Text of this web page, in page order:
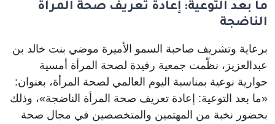
ما بعد التوعية: إعادة تعريف صحة المرأة
الناضجة
برعاية وتشريف صاحبة السمو الأميرة موضي بنت خالد بن
عبدالعزيز، نظّمت جمعية رفيدة لصحة المرأة أمسية
حوارية نوعية بمناسبة اليوم العالمي لصحة المرأة، بعنوان:
«ما بعد التوعية: إعادة تعريف صحة المرأة الناضجة»، وذلك
بحضور نخبة من المهتمين والمتخصصين في مجال صحة